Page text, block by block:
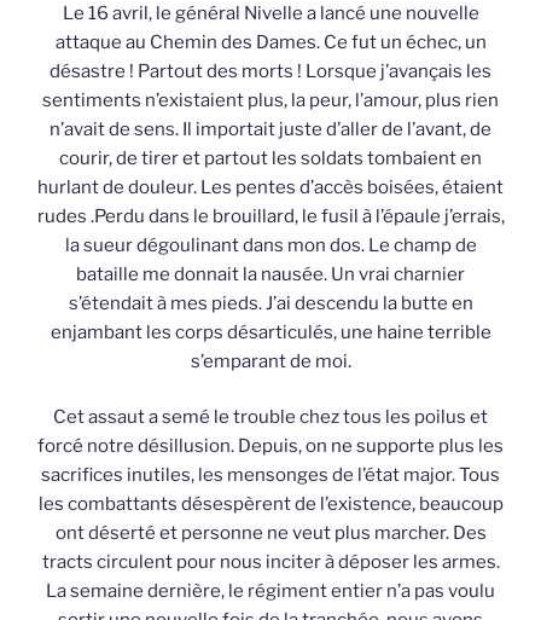
Le 16 avril, le général Nivelle a lancé une nouvelle
attaque au Chemin des Dames. Ce fut un échec, un
désastre ! Partout des morts ! Lorsque j’avançais les
sentiments n’existaient plus, la peur, l’amour, plus rien
n’avait de sens. Il importait juste d’aller de l’avant, de
courir, de tirer et partout les soldats tombaient en
hurlant de douleur. Les pentes d’accès boisées, étaient
rudes .Perdu dans le brouillard, le fusil à l’épaule j’errais,
la sueur dégoulinant dans mon dos. Le champ de
bataille me donnait la nausée. Un vrai charnier
s’étendait à mes pieds. J’ai descendu la butte en
enjambant les corps désarticulés, une haine terrible
s’emparant de moi.
Cet assaut a semé le trouble chez tous les poilus et
forcé notre désillusion. Depuis, on ne supporte plus les
sacrifices inutiles, les mensonges de l’état major. Tous
les combattants désespèrent de l’existence, beaucoup
ont déserté et personne ne veut plus marcher. Des
tracts circulent pour nous inciter à déposer les armes.
La semaine dernière, le régiment entier n’a pas voulu